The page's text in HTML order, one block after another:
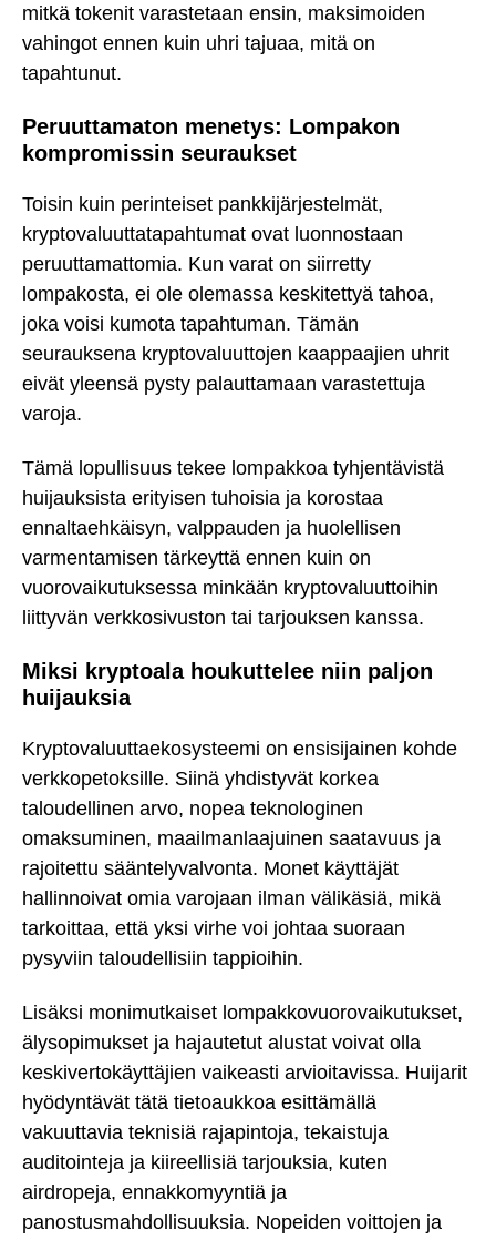
mitkä tokenit varastetaan ensin, maksimoiden
vahingot ennen kuin uhri tajuaa, mitä on
tapahtunut.
Peruuttamaton menetys: Lompakon
kompromissin seuraukset
Toisin kuin perinteiset pankkijärjestelmät,
kryptovaluuttatapahtumat ovat luonnostaan
peruuttamattomia. Kun varat on siirretty
lompakosta, ei ole olemassa keskitettyä tahoa,
joka voisi kumota tapahtuman. Tämän
seurauksena kryptovaluuttojen kaappaajien uhrit
eivät yleensä pysty palauttamaan varastettuja
varoja.
Tämä lopullisuus tekee lompakkoa tyhjentävistä
huijauksista erityisen tuhoisia ja korostaa
ennaltaehkäisyn, valppauden ja huolellisen
varmentamisen tärkeyttä ennen kuin on
vuorovaikutuksessa minkään kryptovaluuttoihin
liittyvän verkkosivuston tai tarjouksen kanssa.
Miksi kryptoala houkuttelee niin paljon
huijauksia
Kryptovaluuttaekosysteemi on ensisijainen kohde
verkkopetoksille. Siinä yhdistyvät korkea
taloudellinen arvo, nopea teknologinen
omaksuminen, maailmanlaajuinen saatavuus ja
rajoitettu sääntelyvalvonta. Monet käyttäjät
hallinnoivat omia varojaan ilman välikäsiä, mikä
tarkoittaa, että yksi virhe voi johtaa suoraan
pysyviin taloudellisiin tappioihin.
Lisäksi monimutkaiset lompakkovuorovaikutukset,
älysopimukset ja hajautetut alustat voivat olla
keskivertokäyttäjien vaikeasti arvioitavissa. Huijarit
hyödyntävät tätä tietoaukkoa esittämällä
vakuuttavia teknisiä rajapintoja, tekaistuja
auditointeja ja kiireellisiä tarjouksia, kuten
airdropeja, ennakkomyyntiä ja
panostusmahdollisuuksia. Nopeiden voittojen ja